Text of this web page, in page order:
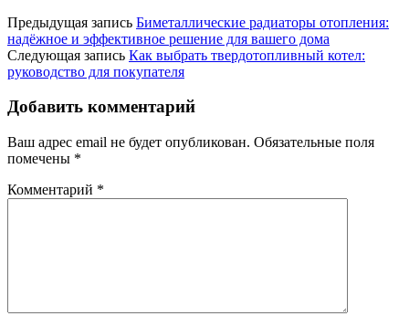
Предыдущая запись Биметаллические радиаторы отопления:
надёжное и эффективное решение для вашего дома
Следующая запись Как выбрать твердотопливный котел:
руководство для покупателя
Добавить комментарий
Ваш адрес email не будет опубликован. Обязательные поля
помечены *
Комментарий *